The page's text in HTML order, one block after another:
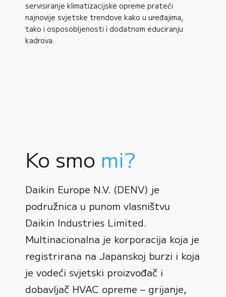
servisiranje klimatizacijske opreme prateći
najnovije svjetske trendove kako u uređajima,
tako i osposobljenosti i dodatnom educiranju
kadrova.
Ko smo mi?
Daikin Europe N.V. (DENV) je
podružnica u punom vlasništvu
Daikin Industries Limited.
Multinacionalna je korporacija koja je
registrirana na Japanskoj burzi i koja
je vodeći svjetski proizvođač i
dobavljač HVAC opreme – grijanje,
0